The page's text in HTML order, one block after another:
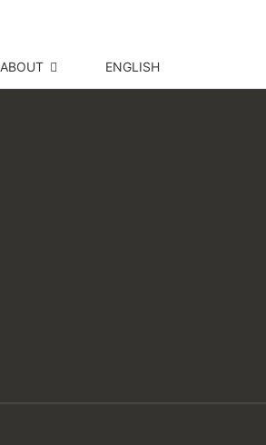
ABOUT ENGLISH